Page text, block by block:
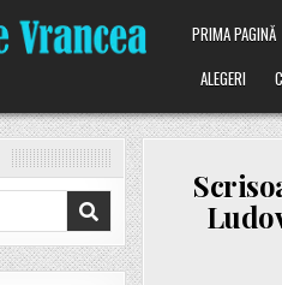
PRIMA PAGINĂ
ALEGERI